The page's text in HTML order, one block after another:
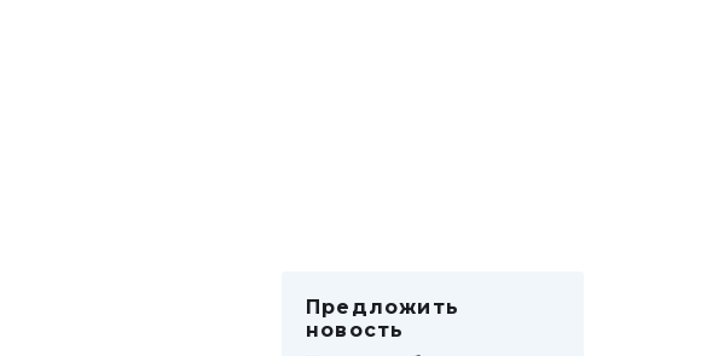
Предложить
новость